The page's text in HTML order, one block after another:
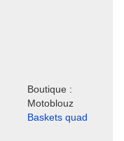
Boutique :
Motoblouz
Baskets quad